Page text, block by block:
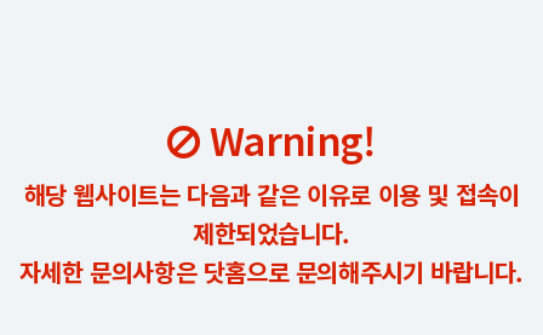
Warning!
해당 웹사이트는 다음과 같은 이유로 이용 및 접속이
제한되었습니다.
자세한 문의사항은 닷홈으로 문의해주시기 바랍니다.